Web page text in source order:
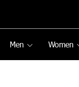
Men Women